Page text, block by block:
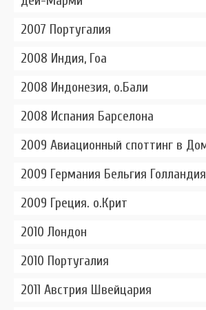
2007 Португалия
2008 Индия, Гоа
2008 Индонезия, о.Бали
2008 Испания Барселона
2009 Авиационный споттинг в
2009 Германия Бельгия Голландия
2009 Греция. о.Крит
2010 Лондон
2010 Португалия
2011 Австрия Швейцария